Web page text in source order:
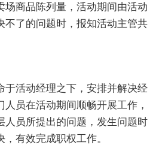
场商品陈列量，活动期间由活动
不了的问题时，报知活动主管共
于活动经理之下，安排并解决经
员在活动期间顺畅开展工作，
人员所提出的问题，发生问题时
有效完成职权工作。